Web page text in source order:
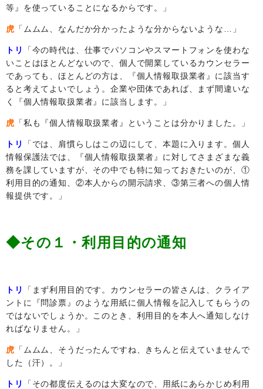
等』を使っていることになるからです。」
虎 「ムムム、なんだか分かったような分からないような…」
トリ
「今の時代は、仕事でパソコンやスマートフォンを使わな
いことはほとんどないので、個人で開業しているカウンセラー
であっても、ほとんどの方は、『個人情報取扱業者』に該当す
ると考えてよいでしょう。企業や団体であれば、まず間違いな
く『個人情報取扱業者』に該当します。」
虎 「私も『個人情報取扱業者』ということは分かりました。」
トリ
「では、肩慣らしはこの辺にして、本題に入ります。個人
情報保護法では、『個人情報取扱業者』に対してさまざまな義
務を課していますが、その中でも特に知っておきたいのが、①
利用目的の通知、②本人からの開示請求、③第三者への個人情
報提供です。」
◆その１・利用目的の通知
トリ
「まず利用目的です。カウンセラーの皆さんは、クライア
ントに『問診票』のような用紙に個人情報を記入してもらうの
ではないでしょうか。このとき、利用目的を本人へ通知しなけ
ればなりません。」
虎 「ムムム、そうだったんですね、きちんと伝えていませんで
した（汗）。」
トリ
「その都度伝えるのは大変なので、用紙にあらかじめ利用